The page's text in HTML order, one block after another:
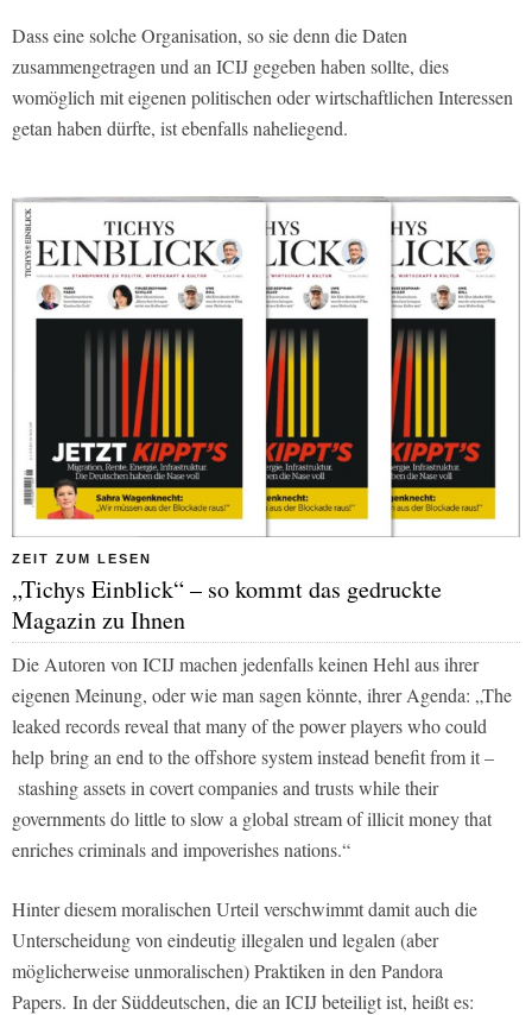
Dass eine solche Organisation, so sie denn die Daten
zusammengetragen und an ICIJ gegeben haben sollte, dies
womöglich mit eigenen politischen oder wirtschaftlichen Interessen
getan haben dürfte, ist ebenfalls naheliegend.
ZEIT ZUM LESEN
„Tichys Einblick“ – so kommt das gedruckte
Magazin zu Ihnen
Die Autoren von ICIJ machen jedenfalls keinen Hehl aus ihrer
eigenen Meinung, oder wie man sagen könnte, ihrer Agenda: „The
leaked records reveal that many of the power players who could
help bring an end to the offshore system instead benefit from it –
stashing assets in covert companies and trusts while their
governments do little to slow a global stream of illicit money that
enriches criminals and impoverishes nations.“
Hinter diesem moralischen Urteil verschwimmt damit auch die
Unterscheidung von eindeutig illegalen und legalen (aber
möglicherweise unmoralischen) Praktiken in den Pandora
Papers. In der Süddeutschen, die an ICIJ beteiligt ist, heißt es: